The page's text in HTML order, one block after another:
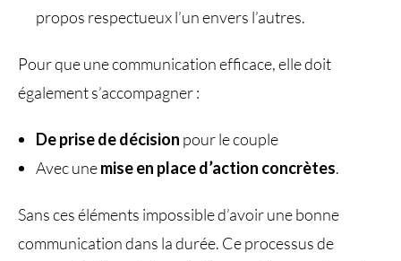
propos respectueux l’un envers l’autres.
Pour que une communication efficace, elle doit
également s’accompagner :
De prise de décision pour le couple
Avec unemise en place d’action concrètes.
Sans ces éléments impossible d’avoir une bonne
communication dans la durée. Ce processus de